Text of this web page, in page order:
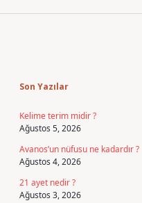
Son Yazılar
Kelime terim midir ?
Ağustos 5, 2026
Avanos’un nüfusu ne kadardır ?
Ağustos 4, 2026
21 ayet nedir ?
Ağustos 3, 2026